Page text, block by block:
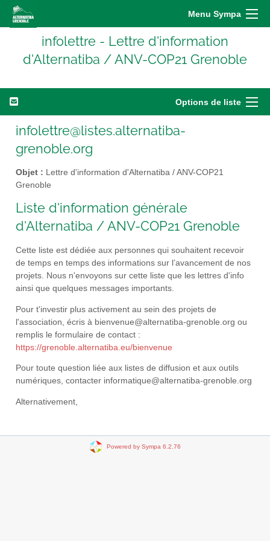
Menu Sympa
infolettre - Lettre d'information
d'Alternatiba / ANV-COP21 Grenoble
Options de liste
infolettre@listes.alternatiba-
grenoble.org
Objet : Lettre d'information d'Alternatiba / ANV-COP21
Grenoble
Liste d'information générale
d'Alternatiba / ANV-COP21 Grenoble
Cette liste est dédiée aux personnes qui souhaitent recevoir
de temps en temps des informations sur l’avancement de nos
projets. Nous n'envoyons sur cette liste que les lettres d'info
ainsi que quelques messages importants.
Pour t'investir plus activement au sein des projets de
l'association, écris à bienvenue@alternatiba-grenoble.org ou
remplis le formulaire de contact :
https://grenoble.alternatiba.eu/bienvenue
Pour toute question liée aux listes de diffusion et aux outils
numériques, contacter informatique@alternatiba-grenoble.org
Alternativement,
Powered by Sympa 6.2.76